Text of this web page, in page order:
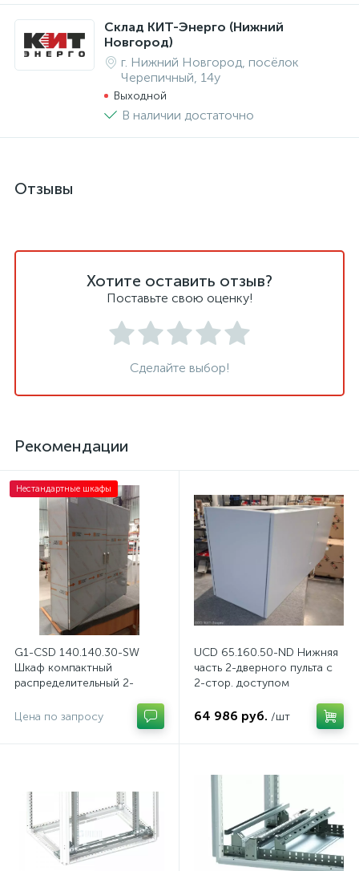
Склад КИТ-Энерго (Нижний
Новгород)
г. Нижний Новгород, посёлок
Черепичный, 14у
Выходной
В наличии достаточно
Отзывы
Хотите оставить отзыв?
Поставьте свою оценку!
Сделайте выбор!
Рекомендации
Нестандартные шкафы
G1-CSD 140.140.30-SW
Шкаф компактный
распределительный 2-
стали, с перемычкой
Цена по запросу
UCD 65.160.50-ND Нижняя
часть 2-дверного пульта с
2-стор. доступом
64 986 руб. /шт